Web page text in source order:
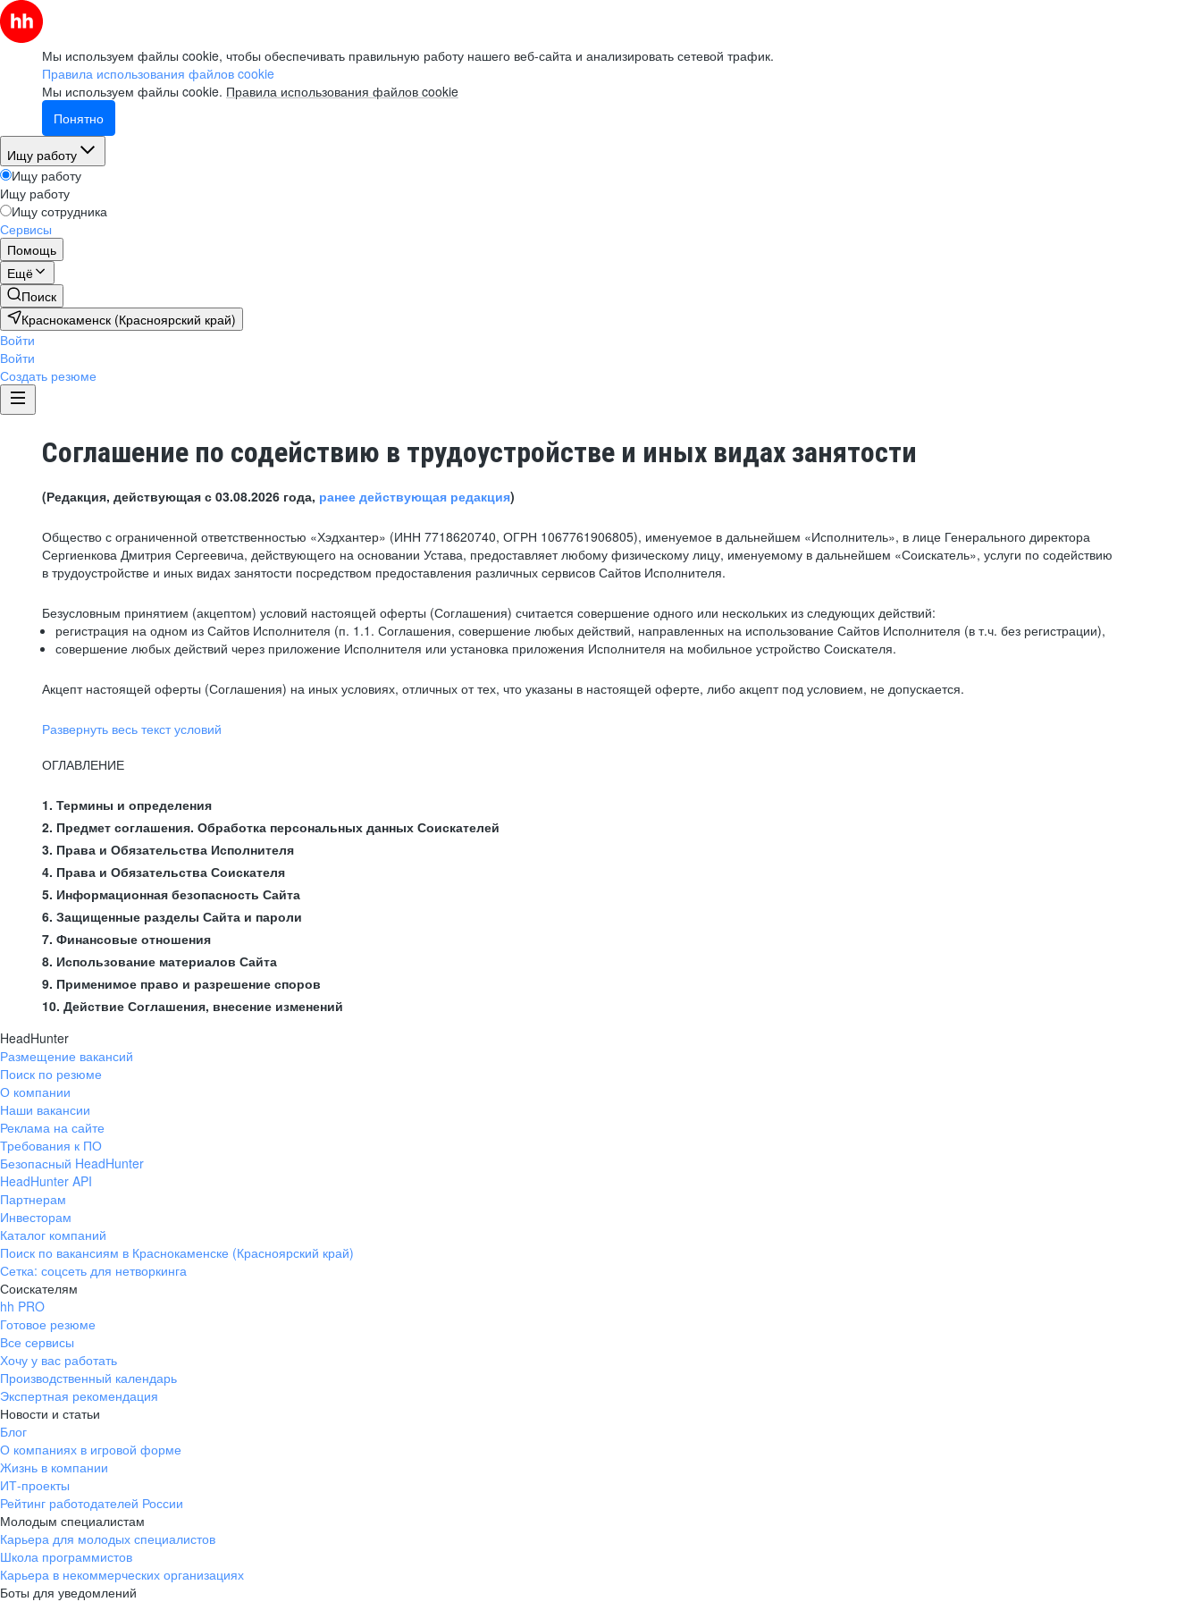
Мы используем файлы cookie, чтобы обеспечивать правильную работу нашего веб-сайта и анализировать сетевой трафик.
Правила использования файлов cookie
Мы используем файлы cookie. Правила использования файлов cookie
Понятно
Ищу работу
Ищу работу
Ищу работу
Ищу сотрудника
Сервисы
Помощь
Ещё
Поиск
Краснокаменск (Красноярский край)
Войти
Войти
Создать резюме
Соглашение по содействию в трудоустройстве и иных видах занятости
(Редакция, действующая с 03.08.2026 года, ранее действующая редакция)
Общество с ограниченной ответственностью «Хэдхантер» (ИНН 7718620740, ОГРН 1067761906805), именуемое в дальнейшем «Исполнитель», в лице Генерального директора
Сергиенкова Дмитрия Сергеевича, действующего на основании Устава, предоставляет любому физическому лицу, именуемому в дальнейшем «Соискатель», услуги по содействию
в трудоустройстве и иных видах занятости посредством предоставления различных сервисов Сайтов Исполнителя.
Безусловным принятием (акцептом) условий настоящей оферты (Соглашения) считается совершение одного или нескольких из следующих действий:
регистрация на одном из Сайтов Исполнителя (п. 1.1. Соглашения, совершение любых действий, направленных на использование Сайтов Исполнителя (в т.ч. без регистрации),
совершение любых действий через приложение Исполнителя или установка приложения Исполнителя на мобильное устройство Соискателя.
Акцепт настоящей оферты (Соглашения) на иных условиях, отличных от тех, что указаны в настоящей оферте, либо акцепт под условием, не допускается.
Развернуть весь текст условий
ОГЛАВЛЕНИЕ
1. Термины и определения
2. Предмет соглашения. Обработка персональных данных Соискателей
3. Права и Обязательства Исполнителя
4. Права и Обязательства Соискателя
5. Информационная безопасность Сайта
6. Защищенные разделы Сайта и пароли
7. Финансовые отношения
8. Использование материалов Сайта
9. Применимое право и разрешение споров
10. Действие Соглашения, внесение изменений
HeadHunter
Размещение вакансий
Поиск по резюме
О компании
Наши вакансии
Реклама на сайте
Требования к ПО
Безопасный HeadHunter
HeadHunter API
Партнерам
Инвесторам
Каталог компаний
Поиск по вакансиям в Краснокаменске (Красноярский край)
Сетка: соцсеть для нетворкинга
Соискателям
hh PRO
Готовое резюме
Все сервисы
Хочу у вас работать
Производственный календарь
Экспертная рекомендация
Новости и статьи
Блог
О компаниях в игровой форме
Жизнь в компании
ИТ-проекты
Рейтинг работодателей России
Молодым специалистам
Карьера для молодых специалистов
Школа программистов
Карьера в некоммерческих организациях
Боты для уведомлений